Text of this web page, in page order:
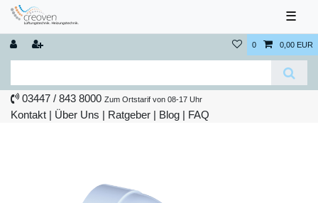
☰
0 0,00 EUR
03447 / 843 8000 Zum Ortstarif von 08-17 Uhr
Kontakt | Über Uns | Ratgeber | Blog | FAQ